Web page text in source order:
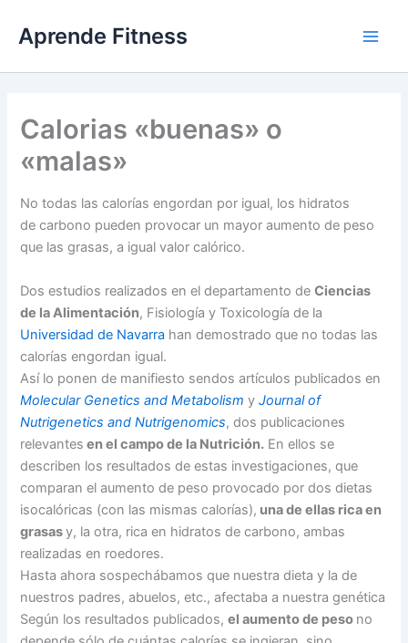
contenido
Aprende Fitness
Calorias «buenas» o
«malas»
No todas las calorías engordan por igual, los hidratos
de carbono pueden provocar un mayor aumento de peso
que las grasas, a igual valor calórico.
Dos estudios realizados en el departamento deCiencias
de la Alimentación, Fisiología y Toxicología de la
Universidad de Navarra han demostrado que no todas las
calorías engordan igual.
Así lo ponen de manifiesto sendos artículos publicados en
Molecular Genetics and Metabolism yJournal of
Nutrigenetics and Nutrigenomics, dos publicaciones
relevantes en el campo de la Nutrición. En ellos se
describen los resultados de estas investigaciones, que
comparan el aumento de peso provocado por dos dietas
isocalóricas (con las mismas calorías), una de ellas rica en
grasasy, la otra, rica en hidratos de carbono, ambas
realizadas en roedores.
Hasta ahora sospechábamos que nuestra dieta y la de
nuestros padres, abuelos, etc., afectaba a nuestra genética
Según los resultados publicados,el aumento de peso no